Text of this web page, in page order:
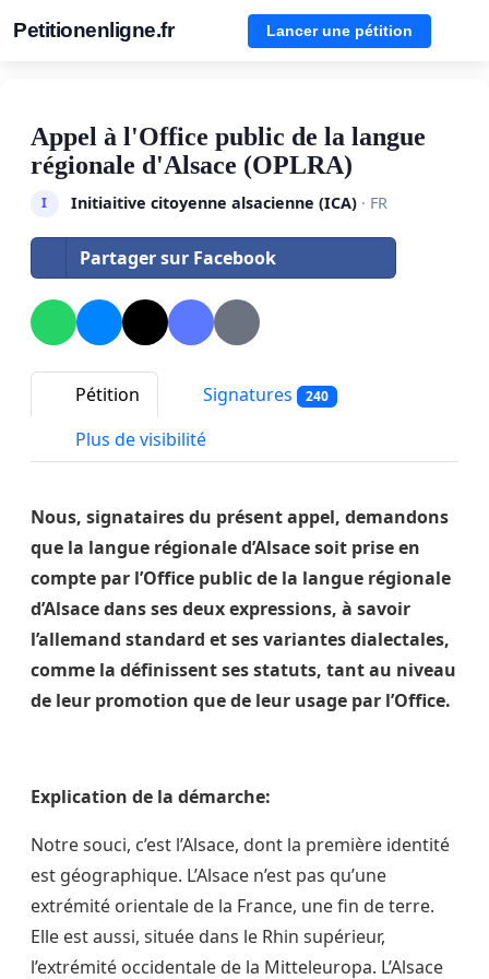
Petitionenligne.fr Lancer une pétition
Appel à l'Office public de la langue
régionale d'Alsace (OPLRA)
I Initiaitive citoyenne alsacienne (ICA)· FR
Partager sur Facebook
Pétition Signatures 240
Plus de visibilité
Nous, signataires du présent appel, demandons
que la langue régionale d’Alsace soit prise en
compte par l’Office public de la langue régionale
d’Alsace dans ses deux expressions, à savoir
l’allemand standard et ses variantes dialectales,
comme la définissent ses statuts, tant au niveau
de leur promotion que de leur usage par l’Office.
Explication de la démarche:
Notre souci, c’est l’Alsace, dont la première identité
est géographique. L’Alsace n’est pas qu’une
extrémité orientale de la France, une fin de terre.
Elle est aussi, située dans le Rhin supérieur,
l’extrémité occidentale de la Mitteleuropa. L’Alsace